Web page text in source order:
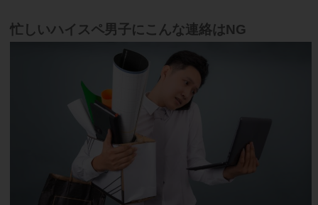
忙しいハイスペ男子にこんな連絡はNG